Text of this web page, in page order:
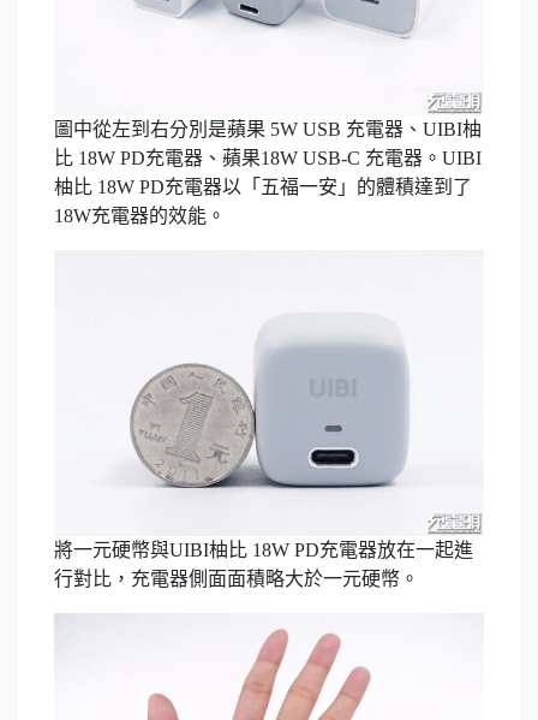
圖中從左到右分別是蘋果 5W USB 充電器、UIBI柚
比 18W PD充電器、蘋果18W USB-C 充電器。UIBI
柚比 18W PD充電器以「五福一安」的體積達到了
18W充電器的效能。
將一元硬幣與UIBI柚比 18W PD充電器放在一起進
行對比，充電器側面面積略大於一元硬幣。